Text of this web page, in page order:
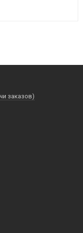
заказов)